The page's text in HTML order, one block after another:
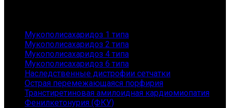
Мукополисахаридоз 1 типа
Мукополисахаридоз 2 типа
Мукополисахаридоз 4 типа
Мукополисахаридоз 6 типа
Наследственные дистрофии сетчатки
Острая перемежающаяся порфирия
Транстиретиновая амилоидная кардиомиопатия
Фенилкетонурия (ФКУ)